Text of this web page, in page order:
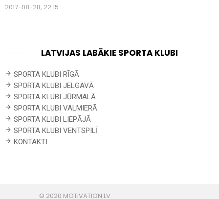
2017-08-28, 22:15
LATVIJAS LABĀKIE SPORTA KLUBI
SPORTA KLUBI RĪGĀ
SPORTA KLUBI JELGAVĀ
SPORTA KLUBI JŪRMALĀ
SPORTA KLUBI VALMIERĀ
SPORTA KLUBI LIEPĀJĀ
SPORTA KLUBI VENTSPILĪ
KONTAKTI